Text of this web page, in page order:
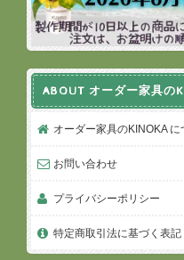
ABOUT オーダー家具の
オーダー家具のKINOKA に
お問い合わせ
プライバシーポリシー
特定商取引法に基づく表記